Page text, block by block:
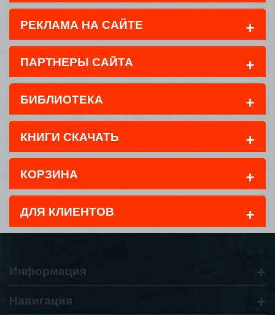
РЕКЛАМА НА САЙТЕ +
ПАРТНЕРЫ САЙТА +
БИБЛИОТЕКА +
КНИГИ СКАЧАТЬ +
КОРЗИНА +
ДЛЯ КЛИЕНТОВ +
Информация +
Навигация +